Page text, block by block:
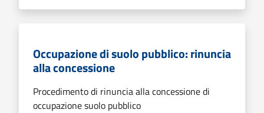
Occupazione di suolo pubblico: rinuncia
alla concessione
Procedimento di rinuncia alla concessione di
occupazione suolo pubblico